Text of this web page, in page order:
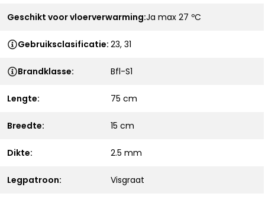
Geschikt voor vloerverwarming:Ja max 27 ºC
Gebruiksclasificatie: 23, 31
Brandklasse: Bfl-S1
Lengte: 75 cm
Breedte: 15 cm
Dikte: 2.5 mm
Legpatroon: Visgraat